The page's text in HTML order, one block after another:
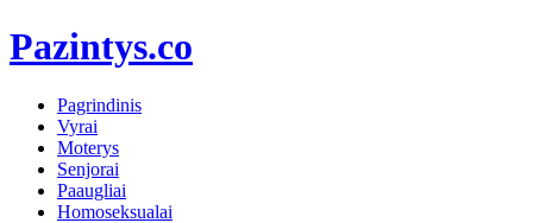
Pazintys.co
Pagrindinis
Vyrai
Moterys
Senjorai
Paaugliai
Homoseksualai